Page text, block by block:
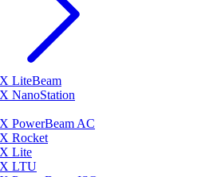
LiteBeam
NanoStation
PowerBeam AC
Rocket
Lite
LTU